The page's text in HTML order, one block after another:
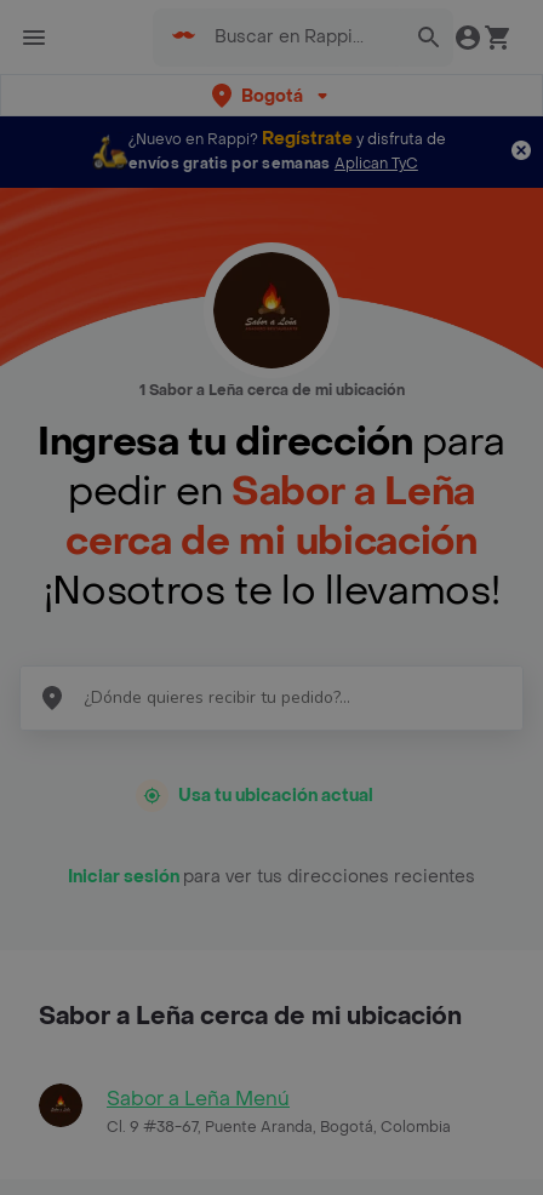
Bogotá
¿Nuevo en Rappi? Regístratey disfruta de
envíos gratis por semanas Aplican TyC
1 Sabor a Leña cerca de mi ubicación
Ingresa tu dirección para
pedir en Sabor a Leña
cerca de mi ubicación
¡Nosotros te lo llevamos!
Usa tu ubicación actual
Iniciar sesión para ver tus direcciones recientes
Sabor a Leña cerca de mi ubicación
Sabor a Leña Menú
Cl. 9 #38-67, Puente Aranda, Bogotá, Colombia